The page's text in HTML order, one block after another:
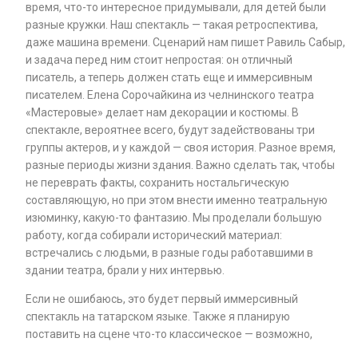
время, что-то интересное придумывали, для детей были
разные кружки. Наш спектакль — такая ретроспектива,
даже машина времени. Сценарий нам пишет Равиль Сабыр,
и задача перед ним стоит непростая: он отличный
писатель, а теперь должен стать еще и иммерсивным
писателем. Елена Сорочайкина из челнинского театра
«Мастеровые» делает нам декорации и костюмы. В
спектакле, вероятнее всего, будут задействованы три
группы актеров, и у каждой — своя история. Разное время,
разные периоды жизни здания. Важно сделать так, чтобы
не переврать факты, сохранить ностальгическую
составляющую, но при этом внести именно театральную
изюминку, какую-то фантазию. Мы проделали большую
работу, когда собирали исторический материал:
встречались с людьми, в разные годы работавшими в
здании театра, брали у них интервью.
Если не ошибаюсь, это будет первый иммерсивный
спектакль на татарском языке. Также я планирую
поставить на сцене что-то классическое — возможно,